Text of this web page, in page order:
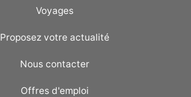
Voyages
Proposez votre actualité
Nous contacter
Offres d'emploi